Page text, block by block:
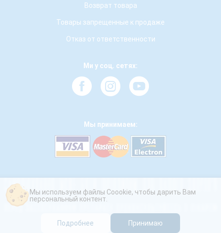
Возврат товара
Товары запрещенные к продаже
Отказ от ответственности
Ми у соц. сетях:
Мы принимаем:
Мы используем файлы Coookie, чтобы дарить Вам
персональный контент.
Подробнее Принимаю